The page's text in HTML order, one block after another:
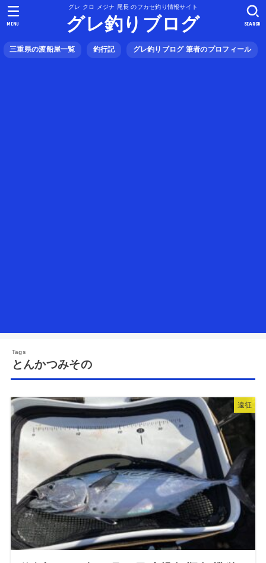
グレ クロ メジナ 尾長 のフカセ釣り情報サイト
グレ釣りブログ
三重県の渡船屋一覧 釣行記 グレ釣りブログ 筆者のプロフィール
SEARCH
MENU
とんかつみその
遠征